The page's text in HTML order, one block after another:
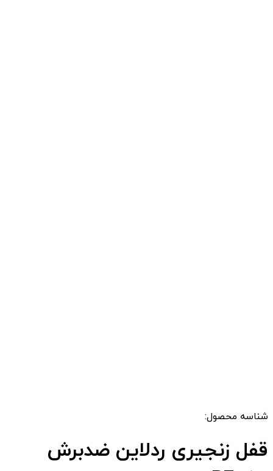
شناسه محصول:
قفل زنجیری ردلاین ضدبرش